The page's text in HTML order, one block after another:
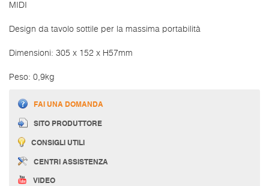
MIDI
Design da tavolo sottile per la massima portabilità
Dimensioni: 305 x 152 x H57mm
Peso: 0,9kg
FAI UNA DOMANDA
SITO PRODUTTORE
CONSIGLI UTILI
CENTRI ASSISTENZA
VIDEO